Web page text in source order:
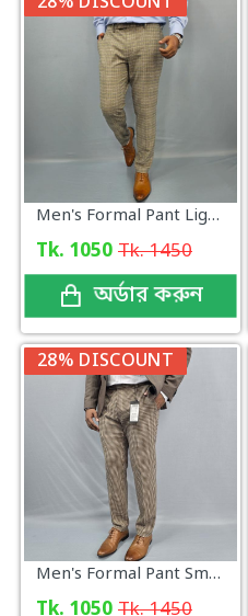
Men's Formal Pant Light Grey Glen Plaid
Tk. 1050 Tk. 1450
অর্ডার করুন
28% DISCOUNT
Men's Formal Pant Small Check Pattern
Tk. 1050 Tk. 1450